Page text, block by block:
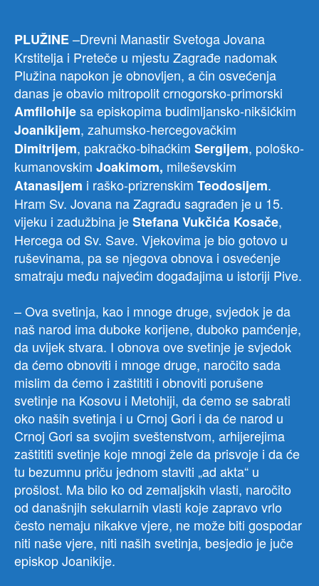
PLUŽINE–Drevni Manastir Svetoga Jovana
Krstitelja i Preteče u mjestu Zagrađe nadomak
Plužina napokon je obnovljen, a čin osvećenja
danas je obavio mitropolit crnogorsko-primorski
Amfilohijesa episkopima budimljansko-nikšićkim
Joanikijem, zahumsko-hercegovačkim
Dimitrijem, pakračko-bihaćkim Sergijem, pološko-
kumanovskim Joakimom, mileševskim
Atanasijem i raško-prizrenskim Teodosijem.
Hram Sv. Jovana na Zagrađu sagrađen je u 15.
vijeku i zadužbina jeStefana Vukčića Kosače,
Hercega od Sv. Save. Vjekovima je bio gotovo u
ruševinama, pa se njegova obnova i osvećenje
smatraju među najvećim događajima u istoriji Pive.
– Ova svetinja, kao i mnoge druge, svjedok je da
naš narod ima duboke korijene, duboko pamćenje,
da uvijek stvara. I obnova ove svetinje je svjedok
da ćemo obnoviti i mnoge druge, naročito sada
mislim da ćemo i zaštititi i obnoviti porušene
svetinje na Kosovu i Metohiji, da ćemo se sabrati
oko naših svetinja i u Crnoj Gori i da će narod u
Crnoj Gori sa svojim sveštenstvom, arhijerejima
zaštititi svetinje koje mnogi žele da prisvoje i da će
tu bezumnu priču jednom staviti „ad akta“ u
prošlost. Ma bilo ko od zemaljskih vlasti, naročito
od današnjih sekularnih vlasti koje zapravo vrlo
često nemaju nikakve vjere, ne može biti gospodar
niti naše vjere, niti naših svetinja, besjedio je juče
episkop Joanikije.